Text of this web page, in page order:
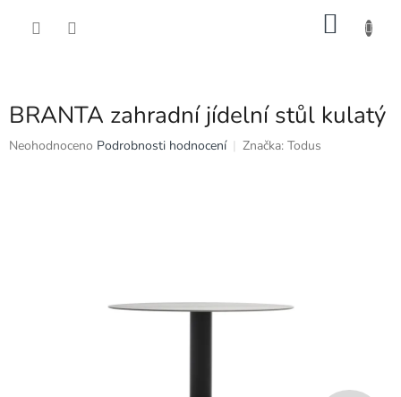
BRANTA zahradní jídelní stůl kulatý
Průměrné
Neohodnoceno Podrobnosti hodnocení Značka: Todus